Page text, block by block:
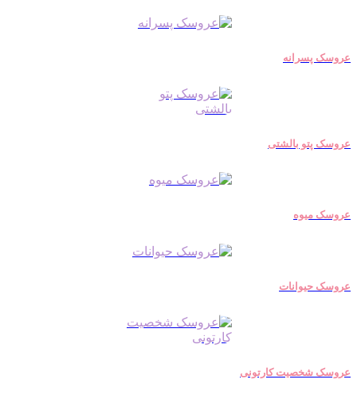
عروسک پسرانه
عروسک پتو بالشتی
عروسک میوه
عروسک حیوانات
عروسک شخصیت کارتونی